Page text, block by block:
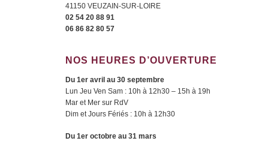
41150 VEUZAIN-SUR-LOIRE
02 54 20 88 91
06 86 82 80 57
NOS HEURES D’OUVERTURE
Du 1er avril au 30 septembre
Lun Jeu Ven Sam : 10h à 12h30 – 15h à 19h
Mar et Mer sur RdV
Dim et Jours Fériés : 10h à 12h30
Du 1er octobre au 31 mars